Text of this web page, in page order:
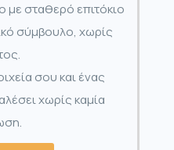
με σταθερό επιτόκιο
σύμβουλο, χωρίς
σου και ένας
χωρίς καμία